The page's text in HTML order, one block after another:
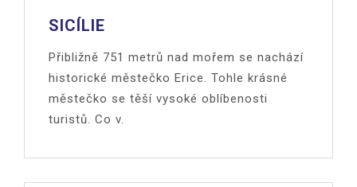
SICÍLIE
Přibližně 751 metrů nad mořem se nachází
historické městečko Erice. Tohle krásné
městečko se těší vysoké oblíbenosti
turistů. Co v.